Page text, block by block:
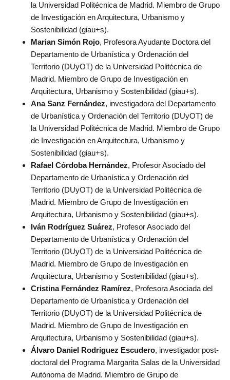
la Universidad Politécnica de Madrid. Miembro de Grupo
de Investigación en Arquitectura, Urbanismo y
Sostenibilidad (giau+s).
Marian Simón Rojo, Profesora Ayudante Doctora del
Departamento de Urbanística y Ordenación del
Territorio (DUyOT) de la Universidad Politécnica de
Madrid. Miembro de Grupo de Investigación en
Arquitectura, Urbanismo y Sostenibilidad (giau+s).
Ana Sanz Fernández, investigadora del Departamento
de Urbanística y Ordenación del Territorio (DUyOT) de
la Universidad Politécnica de Madrid. Miembro de Grupo
de Investigación en Arquitectura, Urbanismo y
Sostenibilidad (giau+s).
Rafael Córdoba Hernández, Profesor Asociado del
Departamento de Urbanística y Ordenación del
Territorio (DUyOT) de la Universidad Politécnica de
Madrid. Miembro de Grupo de Investigación en
Arquitectura, Urbanismo y Sostenibilidad (giau+s).
Iván Rodríguez Suárez, Profesor Asociado del
Departamento de Urbanística y Ordenación del
Territorio (DUyOT) de la Universidad Politécnica de
Madrid. Miembro de Grupo de Investigación en
Arquitectura, Urbanismo y Sostenibilidad (giau+s).
Cristina Fernández Ramírez, Profesora Asociada del
Departamento de Urbanística y Ordenación del
Territorio (DUyOT) de la Universidad Politécnica de
Madrid. Miembro de Grupo de Investigación en
Arquitectura, Urbanismo y Sostenibilidad (giau+s).
Álvaro Daniel Rodriguez Escudero, investigador post-
doctoral del Programa Margarita Salas de la Universidad
Autónoma de Madrid. Miembro de Grupo de